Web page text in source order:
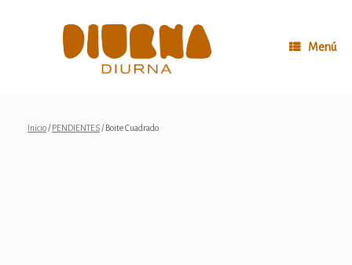
Menú
Inicio /PENDIENTES / Boite Cuadrado